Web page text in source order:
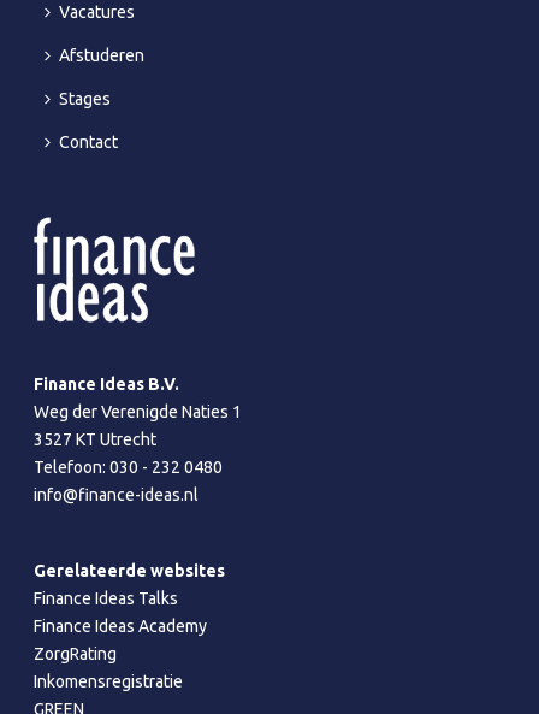
Vacatures
Afstuderen
Stages
Contact
Finance Ideas B.V.
Weg der Verenigde Naties 1
3527 KT Utrecht
Telefoon:030 - 232 0480
info@finance-ideas.nl
Gerelateerde websites
Finance Ideas Talks
Finance Ideas Academy
ZorgRating
Inkomensregistratie
GREEN